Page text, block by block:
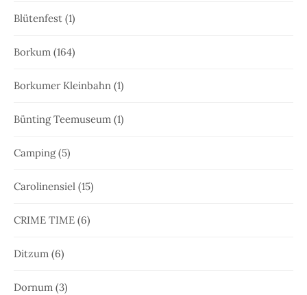
Blütenfest (1)
Borkum (164)
Borkumer Kleinbahn (1)
Bünting Teemuseum (1)
Camping(5)
Carolinensiel (15)
CRIME TIME (6)
Ditzum (6)
Dornum (3)